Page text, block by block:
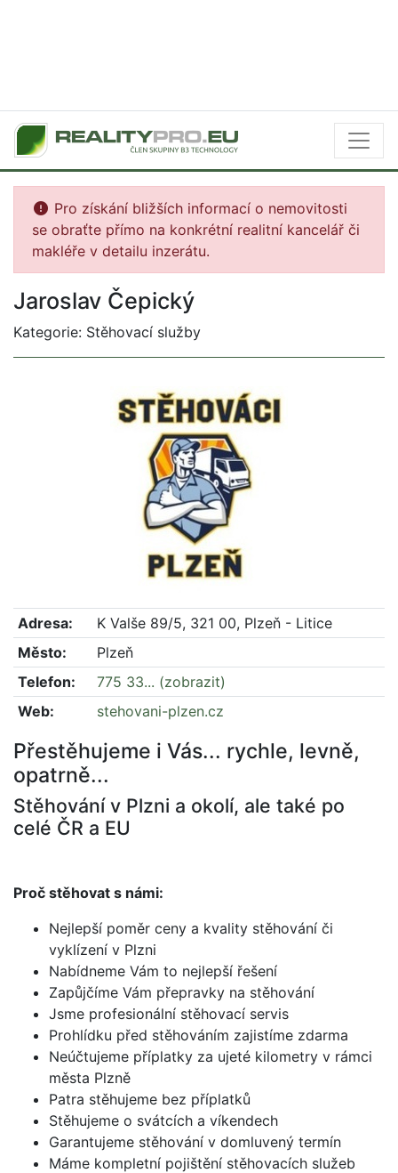
Pro získání bližších informací o nemovitosti
se obraťte přímo na konkrétní realitní kancelář či
makléře v detailu inzerátu.
Jaroslav Čepický
Kategorie: Stěhovací služby
Adresa:
K Valše 89/5, 321 00, Plzeň - Litice
Město:
Plzeň
Telefon:
775 33... (zobrazit)
Web:
stehovani-plzen.cz
Přestěhujeme i Vás... rychle, levně,
opatrně...
Stěhování v Plzni a okolí, ale také po
celé ČR a EU
Proč stěhovat s námi:
Nejlepší poměr ceny a kvality stěhování či
vyklízení v Plzni
Nabídneme Vám to nejlepší řešení
Zapůjčíme Vám přepravky na stěhování
Jsme profesionální stěhovací servis
Prohlídku před stěhováním zajistíme zdarma
Neúčtujeme příplatky za ujeté kilometry v rámci
města Plzně
Patra stěhujeme bez příplatků
Stěhujeme o svátcích a víkendech
Garantujeme stěhování v domluvený termín
Máme kompletní pojištění stěhovacích služeb